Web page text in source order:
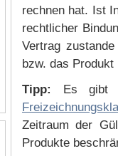
rechnen hat. Ist
rechtlicher
Vertrag
bzw. das Produkt
Tipp:
Es gibt
Zeitraum der
Produkte